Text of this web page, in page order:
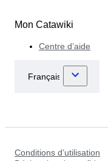
Mon Catawiki
Centre d’aide
Conditions d’utilisation